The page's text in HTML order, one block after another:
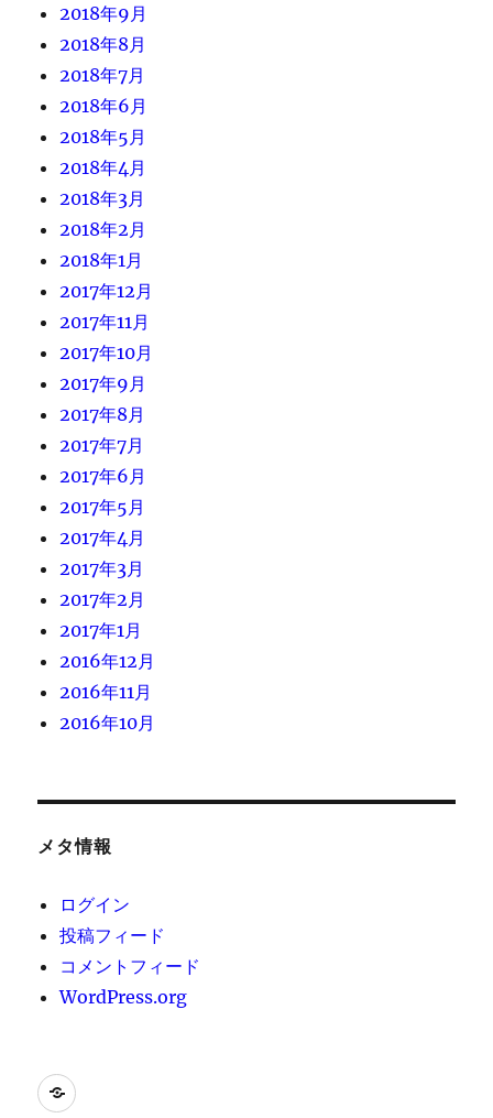
2018年9月
2018年8月
2018年7月
2018年6月
2018年5月
2018年4月
2018年3月
2018年2月
2018年1月
2017年12月
2017年11月
2017年10月
2017年9月
2017年8月
2017年7月
2017年6月
2017年5月
2017年4月
2017年3月
2017年2月
2017年1月
2016年12月
2016年11月
2016年10月
メタ情報
ログイン
投稿フィード
コメントフィード
WordPress.org
[instagram-